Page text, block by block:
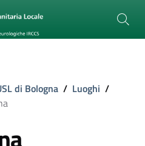
di Bologna / Luoghi /